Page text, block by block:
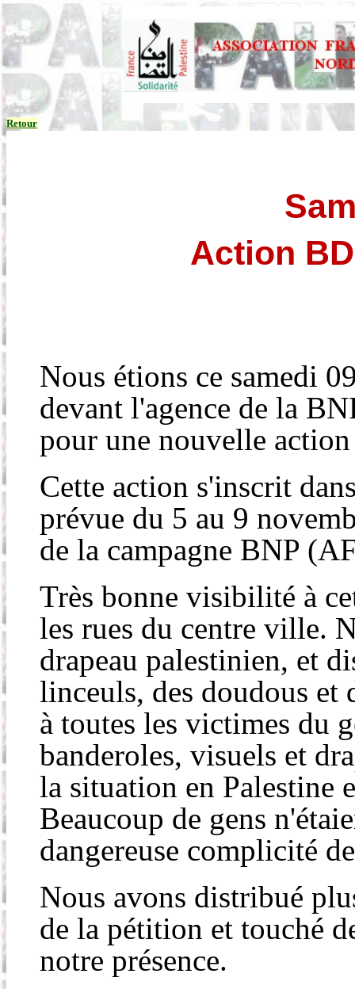
Retour
Action
Nous étions ce samedi
devant l'agence de la
pour une nouvelle
Cette action s'inscrit
prévue du 5 au 9
de la campagne BNP
Très bonne visibilité à
les rues du centre ville.
drapeau palestinien, et
linceuls, des doudous et
à toutes les victimes du
banderoles, visuels et
la situation en Palestine
Beaucoup de gens
dangereuse complicité
Nous avons distribué
de la pétition et touché
notre présence.